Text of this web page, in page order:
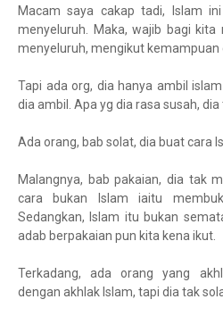
Macam saya cakap tadi, Islam
menyeluruh. Maka, wajib bagi kita
menyeluruh, mengikut kemampuan
Tapi ada org, dia hanya ambil
dia ambil. Apa yg dia rasa susah, dia
Ada orang, bab solat, dia buat cara
Malangnya, bab pakaian, dia tak
cara bukan Islam iaitu
Sedangkan, Islam itu bukan
adab berpakaian pun kita kena ikut.
Terkadang, ada orang yang
dengan akhlak Islam, tapi dia tak